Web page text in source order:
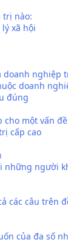
trị nào:
xã hội
nghiệp
doanh
đúng
một vấn
cấp cao
những người
các câu trên
của đa số